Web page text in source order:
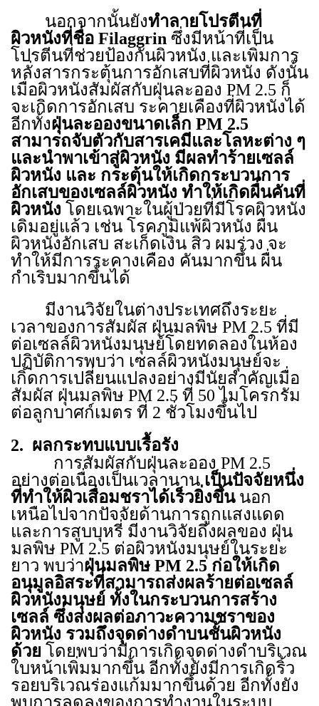
นอกจากนั้นยังทำลายโปรตีนที่
ผิวหนังที่ชื่อ Filaggrin ซึ่งมีหน้าที่เป็น
โปรตีนที่ช่วยป้องกันผิวหนัง และเพิ่มการ
หลั่งสารกระตุ้นการอักเสบที่ผิวหนัง ดังนั้น
เมื่อผิวหนังสัมผัสกับฝุ่นละออง PM 2.5 ก็
จะเกิดการอักเสบ ระคายเคืองที่ผิวหนังได้
อีกทั้งฝุ่นละอองขนาดเล็ก PM 2.5
สามารถจับตัวกับสารเคมีและโลหะต่าง ๆ
และนำพาเข้าสู่ผิวหนัง มีผลทำร้ายเซลล์
ผิวหนัง และ กระตุ้นให้เกิดกระบวนการ
อักเสบของเซลล์ผิวหนัง ทำให้เกิดผื่นคันที่
ผิวหนัง โดยเฉพาะในผู้ป่วยที่มีโรคผิวหนัง
เดิมอยู่แล้ว เช่น โรคภูมิแพ้ผิวหนัง ผื่น
ผิวหนังอักเสบ สะเก็ดเงิน สิว ผมร่วง จะ
ทำให้มีการระคางเคือง คันมากขึ้น ผื่น
กำเริบมากขึ้นได้
มีงานวิจัยในต่างประเทศถึงระยะ
เวลาของการสัมผัส ฝุ่นมลพิษ PM 2.5 ที่มี
ต่อเซลล์ผิวหนังมนุษย์โดยทดลองในห้อง
ปฏิบัติการพบว่า เซลล์ผิวหนังมนุษย์จะ
เกิดการเปลี่ยนแปลงอย่างมีนัยสำคัญเมื่อ
สัมผัส ฝุ่นมลพิษ PM 2.5 ที่ 50 ไมโครกรัม
ต่อลูกบาศก์เมตร ที่ 2 ชั่วโมงขึ้นไป
2. ผลกระทบแบบเรื้อรัง
การสัมผัสกับฝุ่นละออง PM 2.5
อย่างต่อเนื่องเป็นเวลานานเป็นปัจจัยหนึ่ง
ที่ทำให้ผิวเสื่อมชราได้เร็วยิ่งขึ้นนอก
เหนือไปจากปัจจัยด้านการถูกแสงแดด
และการสูบบุหรี่ มีงานวิจัยถึงผลของ ฝุ่น
มลพิษ PM 2.5 ต่อผิวหนังมนุษย์ในระยะ
ยาว พบว่าฝุ่นมลพิษ PM 2.5 ก่อให้เกิด
อนุมูลอิสระที่สามารถส่งผลร้ายต่อเซลล์
ผิวหนังมนุษย์ ทั้งในกระบวนการสร้าง
เซลล์ ซึ่งส่งผลต่อภาวะความชราของ
ผิวหนัง รวมถึงจุดด่างดำบนชั้นผิวหนัง
ด้วย โดยพบว่ามีการเกิดจุดด่างดำบริเวณ
ใบหน้าเพิ่มมากขึ้น อีกทั้งยังมีการเกิดริ้ว
รอยบริเวณร่องแก้มมากขึ้นด้วย อีกทั้งยัง
พบการลดลงของการทำงานในระบบ